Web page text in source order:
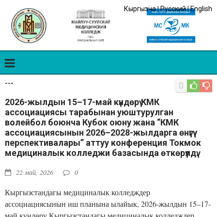
Кыргызча|Русский|English
---
2026-жылдын 15–17-май күндөрү КМК
ассоциациясы тарабынан уюштурулган
волейбол боюнча Кубок оюну жана “КМК
ассоциациясынын 2026–2028-жылдарга өнүгүү
перспективалары” аттуу конференция Токмок
медициналык колледжи базасында өткөрүлдү.
22 май, 2026 0
0
Кыргызстандагы медициналык колледждер
ассоциациясынын иш планына ылайык, 2026-жылдын 15–17-